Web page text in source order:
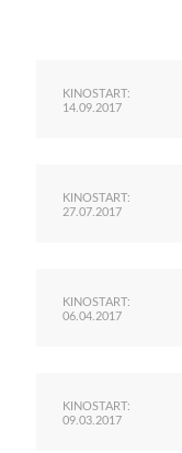
KINOSTART:
14.09.2017
KINOSTART:
27.07.2017
KINOSTART:
06.04.2017
KINOSTART:
09.03.2017